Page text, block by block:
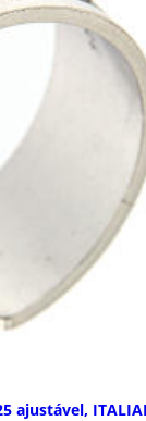
ajustável,